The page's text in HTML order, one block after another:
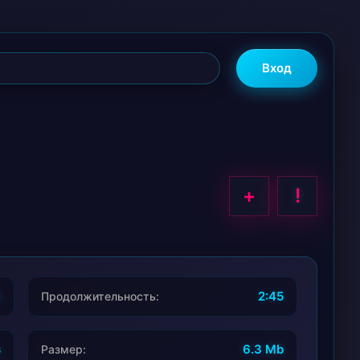
Вход
+ !
Продолжительность: 2:45
Размер: 6.3 Mb